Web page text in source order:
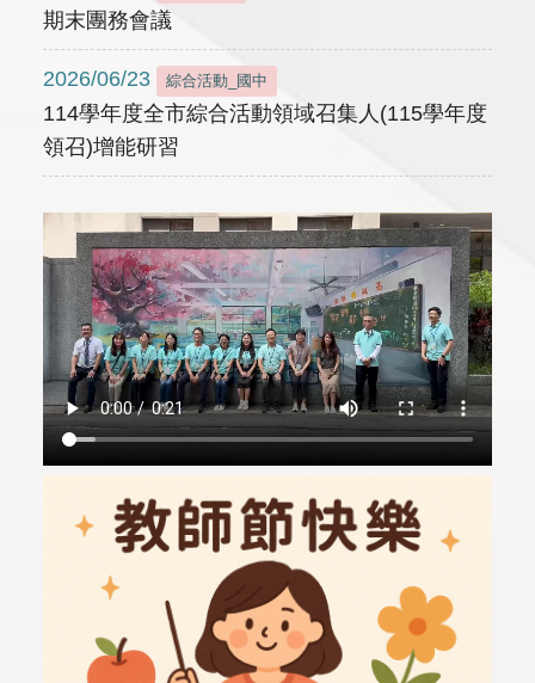
期末團務會議
2026/06/23 綜合活動_國中
114學年度全市綜合活動領域召集人(115學年度
領召)增能研習